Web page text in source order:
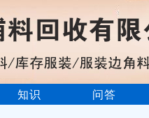
知识 问答